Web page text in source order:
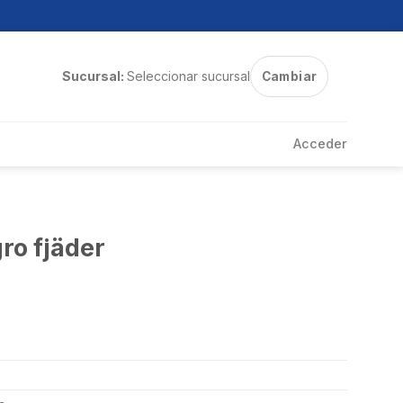
Sucursal: Seleccionar sucursal Cambiar
Acceder
fjäder